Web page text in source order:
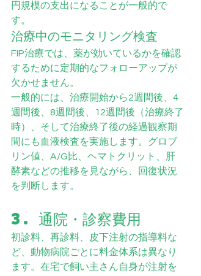
円規模の支出になることが一般的で
す。
治療中のモニタリング検査
FIP治療では、薬が効いているかを確認
するために定期的なフォローアップが
欠かせません。
一般的には、治療開始から2週間後、4
週間後、8週間後、12週間後（治療終了
時）、そして治療終了後の経過観察期
間にも血液検査を実施します。グロブ
リン値、A/G比、ヘマトクリット、肝
酵素などの推移を見ながら、回復状況
を判断します。
3. 通院・診察費用
初診料、再診料、皮下注射の指導料な
ど、動物病院ごとに料金体系は異なり
ます。在宅で飼い主さん自身が注射を